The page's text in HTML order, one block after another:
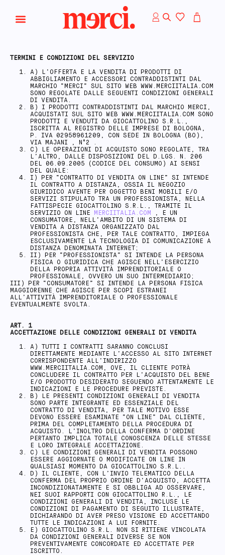
TERMINI E CONDIZIONI DEL SERVIZIO
A) L’OFFERTA E LA VENDITA DI PRODOTTI DI
ABBIGLIAMENTO E ACCESSORI CONTRADDISTINTI DAL
MARCHIO “MERCI” SUL SITO WEB WWW.MERCIITALIA.COM
SONO REGOLATE DALLE SEGUENTI CONDIZIONI GENERALI
DI VENDITA.
B) I PRODOTTI CONTRADDISTINTI DAL MARCHIO MERCI,
ACQUISTATI SUL SITO WEB WWW.MERCIITALIA.COM SONO
PRODOTTI E VENDUTI DA GIOCATTOLINO S.R.L.,
ISCRITTA AL REGISTRO DELLE IMPRESE DI BOLOGNA,
P. IVA 02958961209, CON SEDE IN BOLOGNA (BO),
VIA MAJANI , N°2 .
C) LE OPERAZIONI DI ACQUISTO SONO REGOLATE, TRA
L’ALTRO, DALLE DISPOSIZIONI DEL D.LGS. N. 206
DEL 06.09.2005 (CODICE DEL CONSUMO) AI SENSI
DEL QUALE:
I) PER “CONTRATTO DI VENDITA ON LINE” SI INTENDE
IL CONTRATTO A DISTANZA, OSSIA IL NEGOZIO
GIURIDICO AVENTE PER OGGETTO BENI MOBILI E/O
SERVIZI STIPULATO TRA UN PROFESSIONISTA, NELLA
FATTISPECIE GIOCATTOLINO S.R.L., TRAMITE IL
SERVIZIO ON LINE
MERCIITALIA.COM
, E UN
CONSUMATORE, NELL’AMBITO DI UN SISTEMA DI
VENDITA A DISTANZA ORGANIZZATO DAL
PROFESSIONISTA CHE, PER TALE CONTRATTO, IMPIEGA
ESCLUSIVAMENTE LA TECNOLOGIA DI COMUNICAZIONE A
DISTANZA DENOMINATA INTERNET;
II) PER “PROFESSIONISTA” SI INTENDE LA PERSONA
FISICA O GIURIDICA CHE AGISCE NELL’ESERCIZIO
DELLA PROPRIA ATTIVITÀ IMPRENDITORIALE O
PROFESSIONALE, OVVERO UN SUO INTERMEDIARIO;
III) PER “CONSUMATORE” SI INTENDE LA PERSONA FISICA
MAGGIORENNE CHE AGISCE PER SCOPI ESTRANEI
ALL’ATTIVITÀ IMPRENDITORIALE O PROFESSIONALE
EVENTUALMENTE SVOLTA.
ART. 1
ACCETTAZIONE DELLE CONDIZIONI GENERALI DI VENDITA
A) TUTTI I CONTRATTI SARANNO CONCLUSI
DIRETTAMENTE MEDIANTE L’ACCESSO AL SITO INTERNET
CORRISPONDENTE ALL’INDIRIZZO
WWW.MERCIITALIA.COM, OVE, IL CLIENTE POTRÀ
CONCLUDERE IL CONTRATTO PER L’ACQUISTO DEL BENE
E/O PRODOTTO DESIDERATO SEGUENDO ATTENTAMENTE LE
INDICAZIONI E LE PROCEDURE PREVISTE.
B) LE PRESENTI CONDIZIONI GENERALI DI VENDITA
SONO PARTE INTEGRANTE ED ESSENZIALE DEL
CONTRATTO DI VENDITA, PER TALE MOTIVO ESSE
DEVONO ESSERE ESAMINATE “ON LINE” DAL CLIENTE,
PRIMA DEL COMPLETAMENTO DELLA PROCEDURA DI
ACQUISTO. L’INOLTRO DELLA CONFERMA D’ORDINE
PERTANTO IMPLICA TOTALE CONOSCENZA DELLE STESSE
E LORO INTEGRALE ACCETTAZIONE.
C) LE CONDIZIONI GENERALI DI VENDITA POSSONO
ESSERE AGGIORNATE O MODIFICATE ON LINE IN
QUALSIASI MOMENTO DA GIOCATTOLINO S.R.L..
D) IL CLIENTE, CON L’INVIO TELEMATICO DELLA
CONFERMA DEL PROPRIO ORDINE D’ACQUISTO, ACCETTA
INCONDIZIONATAMENTE E SI OBBLIGA AD OSSERVARE,
NEI SUOI RAPPORTI CON GIOCATTOLINO R.L., LE
CONDIZIONI GENERALI DI VENDITA, INCLUSE LE
CONDIZIONI DI PAGAMENTO DI SEGUITO ILLUSTRATE,
DICHIARANDO DI AVER PRESO VISIONE ED ACCETTANDO
TUTTE LE INDICAZIONI A LUI FORNITE.
E) GIOCATTOLINO S.R.L. NON SI RITIENE VINCOLATA
DA CONDIZIONI GENERALI DIVERSE SE NON
PREVENTIVAMENTE CONCORDATE ED ACCETTATE PER
ISCRITTO.